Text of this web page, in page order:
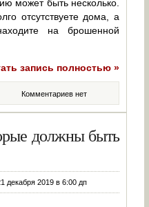
может быть несколько.
отсутствуете дома, а
на брошенной
запись полностью »
Комментариев нет
должны быть
декабря 2019 в 6:00 дп